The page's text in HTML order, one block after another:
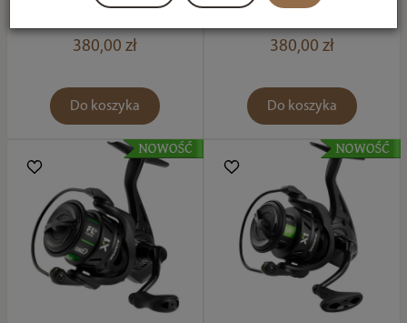
380,00 zł
Do koszyka
380,00 zł
Do koszyka